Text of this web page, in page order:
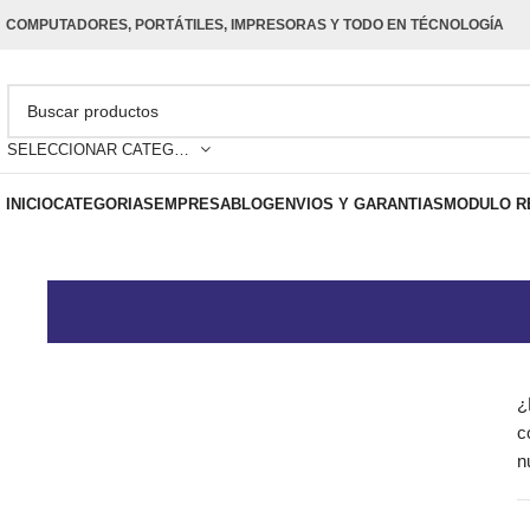
COMPUTADORES, PORTÁTILES, IMPRESORAS Y TODO EN TÉCNOLOGÍA
SELECCIONAR CATEGORÍA
INICIOCATEGORIASEMPRESABLOGENVIOS Y GARANTIASMODULO